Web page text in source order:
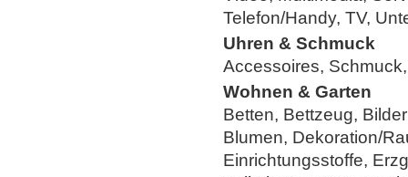
Telefon/Handy, TV,
Uhren & Schmuck
Accessoires,
Wohnen & Garten
Betten, Bettzeug,
Blumen, Dekoration/
Einrichtungsstoffe,